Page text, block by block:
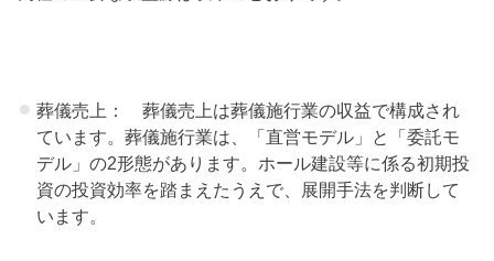
葬儀売上： 葬儀売上は葬儀施行業の収益で構成され
ています。葬儀施行業は、「直営モデル」と「委託モ
デル」の2形態があります。ホール建設等に係る初期投
資の投資効率を踏まえたうえで、展開手法を判断して
います。